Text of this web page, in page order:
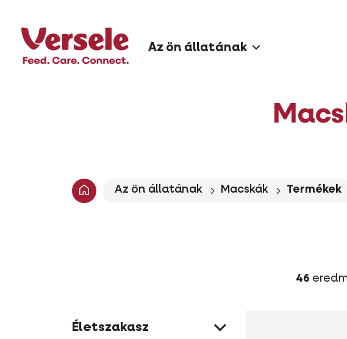
Az ön állatának
Az ön állatának Macskák Termékek
46
Életszakasz